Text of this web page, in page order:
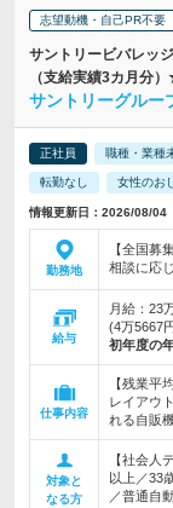
志望動機・自己PR不要
サントリービバレッ
（支給実績3カ月分
サントリーグルー
正社員 職種・業種
転勤なし 女性のお
情報更新日：2026/08/
勤務地
【全国募
相談に応
給与
月給：23
(4万5667
初年度の
仕事内容
【残業平
レイアウ
れる自販
対象と
なる方
【社会
以上／33
／普通自